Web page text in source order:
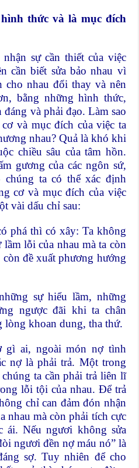
thức và là mục đích
sự cần thiết của việc
cần biết sửa bảo nhau vì
cho nhau đổi thay và nên
bằng những hình thức,
và phải đạo. Làm sao
và mục đích của việc ta
nhau? Quả là khó khi
chiều sâu của tâm hồn.
gương của các ngôn sứ,
chúng ta có thể xác định
cơ và mục đích của việc
vài dấu chỉ sau:
phá thì có xây: Ta không
lỗi của nhau mà ta còn
còn đề xuất phương hướng
sự hiểu lầm, những
ngược đãi khi ta chân
lòng khoan dung, tha thứ.
gì ai, ngoài món nợ tình
nợ là phải trả. Một trong
ta cần phải trả liên lĩ
lỗi tội của nhau. Để trả
chỉ can đảm đón nhận
nhau mà còn phải tích cực
ái. Nếu ngươi không sửa
ngươi đền nợ máu nó” là
sợ. Tuy nhiên để cho